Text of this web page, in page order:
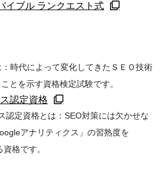
イブル ランクエスト式
時代によって変化してきたＳＥＯ技術
とを示す資格検定試験です。
認定資格
認定資格とは：SEO対策には欠かせな
アナリティクス」の習熟度を
格です。